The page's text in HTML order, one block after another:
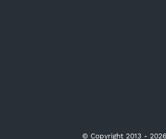
© Copyright 2013 -